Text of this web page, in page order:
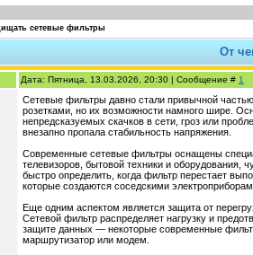
сетевые фильтры
От
Дата: Пятница, 13.03.2026, 20:30 | Сообщение # 1
Сетевые фильтры давно стали привычной
розетками, но их возможности намного шире.
непредсказуемых скачков в сети, гроз или
внезапно пропала стабильность напряжения.
Современные сетевые фильтры оснащены
телевизоров, бытовой техники и оборудования,
быстро определить, когда фильтр перестает
которые создаются соседскими
Еще одним аспектом является защита от
Сетевой фильтр распределяет нагрузку и
защите данных — некоторые современные
маршрутизатор или модем.